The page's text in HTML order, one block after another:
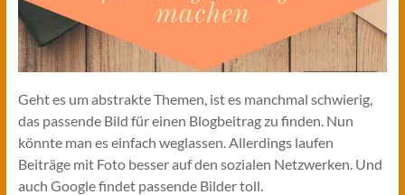
Geht es um abstrakte Themen, ist es manchmal schwierig,
das passende Bild für einen Blogbeitrag zu finden. Nun
könnte man es einfach weglassen. Allerdings laufen
Beiträge mit Foto besser auf den sozialen Netzwerken. Und
auch Google findet passende Bilder toll.